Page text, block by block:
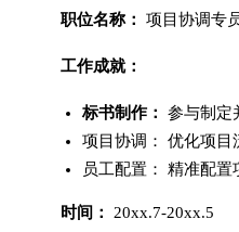
职位名称： 项目协调专
工作成就：
标书制作：
参与制定
项目协调： 优化项目
员工配置： 精准配
时间： 20xx.7-20xx.5